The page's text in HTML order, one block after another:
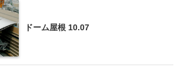
ドーム屋根 10.07